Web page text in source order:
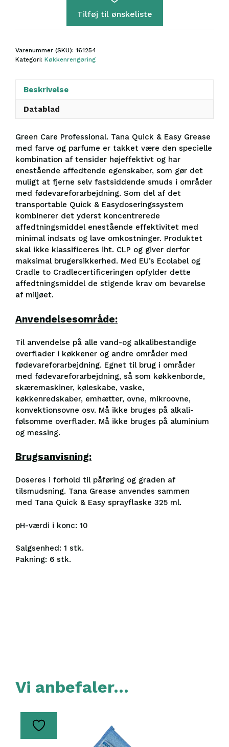
Grease
antal
Tilføj til ønskeliste
Varenummer (SKU): 161254
Kategori: Køkkenrengøring
Beskrivelse
Datablad
Green Care Professional. Tana Quick & Easy Grease
med farve og parfume er takket være den specielle
kombination af tensider højeffektivt og har
enestående affedtende egenskaber, som gør det
muligt at fjerne selv fastsiddende smuds i områder
med fødevareforarbejdning. Som del af det
transportable Quick & Easy­doseringssystem
kombinerer det yderst koncentrerede
affedtningsmiddel enestående effektivitet med
minimal indsats og lave omkostninger. Produktet
skal ikke klassificeres iht. CLP og giver derfor
maksimal brugersikkerhed. Med EU’s Ecolabel og
Cradle to Cradle­certificeringen opfylder dette
affedtningsmiddel de stigende krav om bevarelse
af miljøet.
Anvendelsesområde:
Til anvendelse på alle vand-og alkalibestandige
overflader i køkkener og andre områder med
fødevareforarbejdning. Egnet til brug i områder
med fødevareforarbejdning, så som køkkenborde,
skæremaskiner, køleskabe, vaske,
køkkenredskaber, emhætter, ovne, mikroovne,
konvektionsovne osv. Må ikke bruges på alkali-
følsomme overflader. Må ikke bruges på aluminium
og messing.
Brugsanvisning:
Doseres i forhold til påføring og graden af
tilsmudsning. Tana Grease anvendes sammen
med Tana Quick & Easy sprayflaske 325 ml.
pH-værdi i konc: 10
Salgsenhed: 1 stk.
Pakning: 6 stk.
Vi anbefaler…